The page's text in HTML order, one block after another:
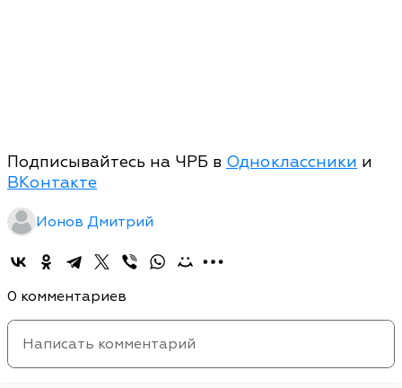
Подписывайтесь на ЧРБ в Одноклассники и
ВКонтакте
Ионов Дмитрий
0 комментариев